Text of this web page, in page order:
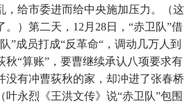
，给市委进而给中央施加压力。（这
）第二天，12月28日，“赤卫队”借
”成员打成“反革命“，调动几万人到
秋“算账”，要曹继续承认八项要求有
没有冲曹荻秋的家，却冲进了张春桥
叶永烈《王洪文传》说“赤卫队”包围